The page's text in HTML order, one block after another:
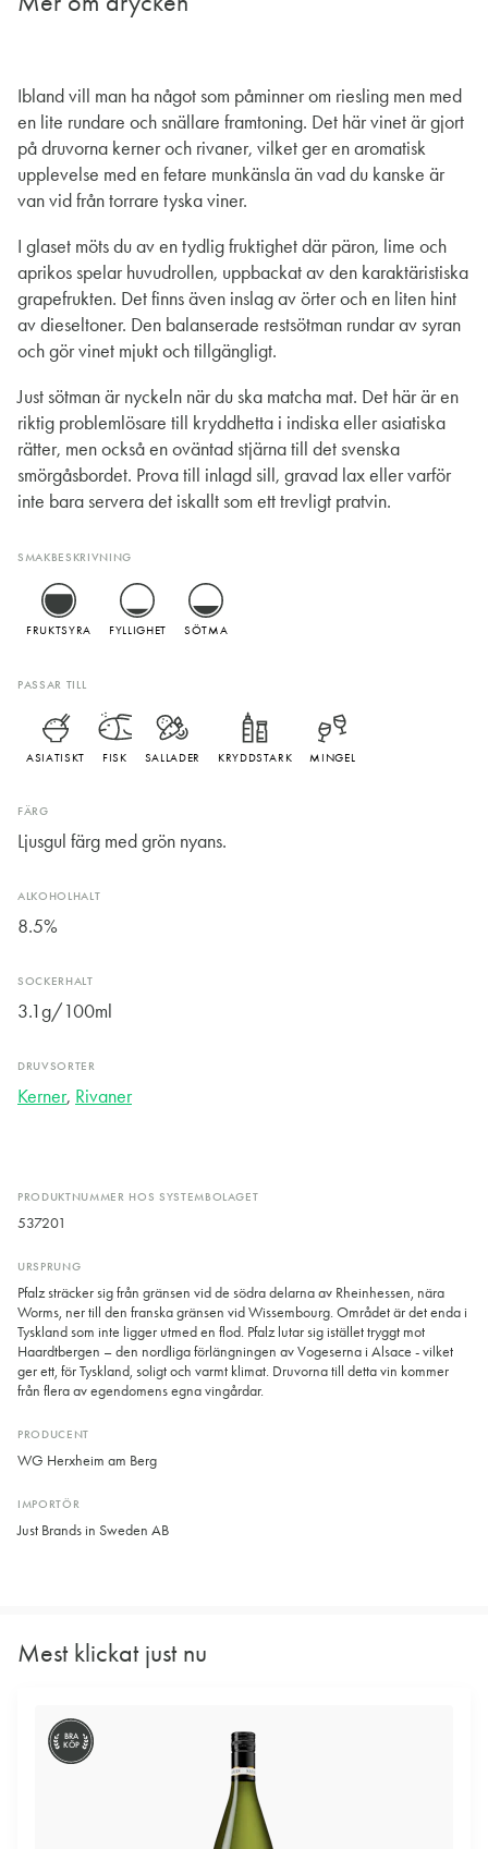
PRODUKTNUMMER HOS SYSTEMBOLAGET
537201
URSPRUNG
Pfalz sträcker sig från gränsen vid de södra delarna av Rheinhessen, nära
Worms, ner till den franska gränsen vid Wissembourg. Området är det enda i
Tyskland som inte ligger utmed en flod. Pfalz lutar sig istället tryggt mot
Haardtbergen – den nordliga förlängningen av Vogeserna i Alsace - vilket
ger ett, för Tyskland, soligt och varmt klimat. Druvorna till detta vin kommer
från flera av egendomens egna vingårdar.
PRODUCENT
WG Herxheim am Berg
IMPORTÖR
Just Brands in Sweden AB
Ibland vill man ha något som påminner om riesling men med
en lite rundare och snällare framtoning. Det här vinet är gjort
på druvorna kerner och rivaner, vilket ger en aromatisk
upplevelse med en fetare munkänsla än vad du kanske är
van vid från torrare tyska viner.
I glaset möts du av en tydlig fruktighet där päron, lime och
aprikos spelar huvudrollen, uppbackat av den karaktäristiska
grapefrukten. Det finns även inslag av örter och en liten hint
av dieseltoner. Den balanserade restsötman rundar av syran
och gör vinet mjukt och tillgängligt.
Just sötman är nyckeln när du ska matcha mat. Det här är en
riktig problemlösare till kryddhetta i indiska eller asiatiska
rätter, men också en oväntad stjärna till det svenska
smörgåsbordet. Prova till inlagd sill, gravad lax eller varför
inte bara servera det iskallt som ett trevligt pratvin.
SMAKBESKRIVNING
FRUKTSYRA FYLLIGHET SÖTMA
PASSAR TILL
ASIATISKT FISK SALLADER KRYDDSTARK MINGEL
FÄRG
Ljusgul färg med grön nyans.
ALKOHOLHALT
8.5%
SOCKERHALT
3.1g/100ml
DRUVSORTER
Kerner, Rivaner
Mest klickat just nu
BRA
KÖP